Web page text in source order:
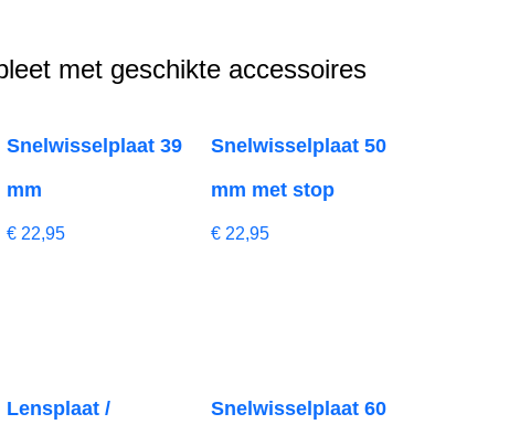
met geschikte accessoires
Snelwisselplaat 39
mm
€ 22,95
Snelwisselplaat 50
mm met stop
€ 22,95
Lensplaat /
Snelwisselplaat 60